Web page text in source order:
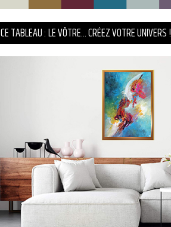
CE TABLEAU : LE VÔTRE... CRÉEZ VOTRE UNIVERS !